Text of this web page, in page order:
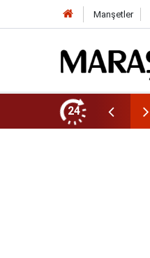
Manşetler
24
Maraş Eğitim Merkezi” Açıyor